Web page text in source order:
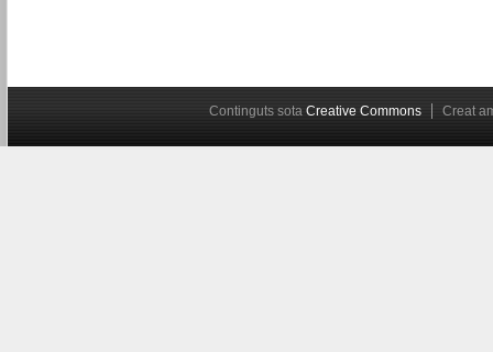
Continguts sota Creative Commons Creat